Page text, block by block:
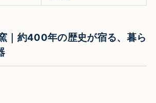
｜約400年の歴史が宿る、暮ら